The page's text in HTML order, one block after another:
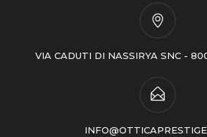
VIA CADUTI DI NASSIRYA SNC -